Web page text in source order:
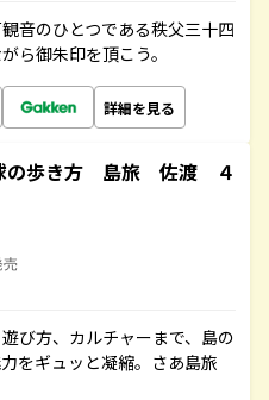
音のひとつである秩父三十四
ら御朱印を頂こう。
詳細を見る
の歩き方 島旅 佐渡 ４
売
び方、カルチャーまで、島の
をギュッと凝縮。さあ島旅